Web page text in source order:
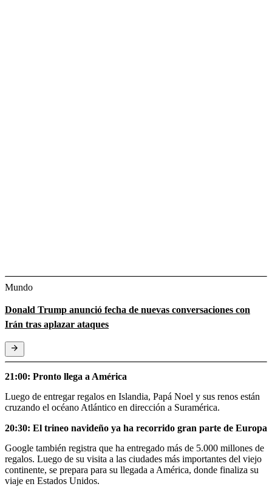
Mundo
Donald Trump anunció fecha de nuevas conversaciones con
Irán tras aplazar ataques
21:00: Pronto llega a América
Luego de entregar regalos en Islandia, Papá Noel y sus renos están
cruzando el océano Atlántico en dirección a Suramérica.
20:30: El trineo navideño ya ha recorrido gran parte de Europa
Google también registra que ha entregado más de 5.000 millones de
regalos. Luego de su visita a las ciudades más importantes del viejo
continente, se prepara para su llegada a América, donde finaliza su
viaje en Estados Unidos.